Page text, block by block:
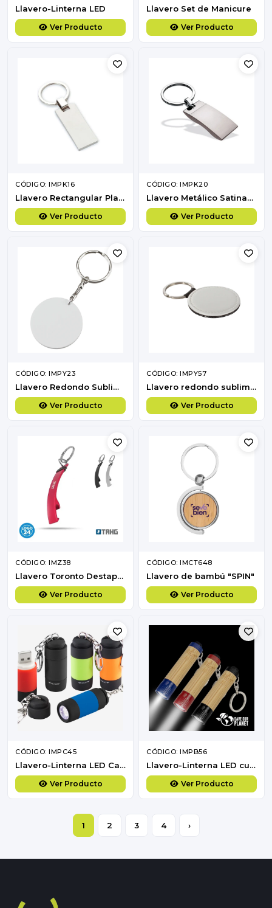
Llavero-Linterna LED
Ver Producto
Llavero Set de Manicure
Ver Producto
CÓDIGO: IMPK16
Llavero Rectangular Plano
Ver Producto
CÓDIGO: IMPK20
Llavero Metálico Satinado
Ver Producto
CÓDIGO: IMPY23
Llavero Redondo Sublimación
Ver Producto
CÓDIGO: IMPY57
Llavero redondo sublimación
Ver Producto
CÓDIGO: IMZ38
Llavero Toronto Destapador
Ver Producto
CÓDIGO: IMCT648
Llavero de bambú "SPIN"
Ver Producto
CÓDIGO: IMPC45
Llavero-Linterna LED Cargador USB
Ver Producto
CÓDIGO: IMPB56
Llavero-Linterna LED cuerpo Bamboo
Ver Producto
1 2 3 4 ›